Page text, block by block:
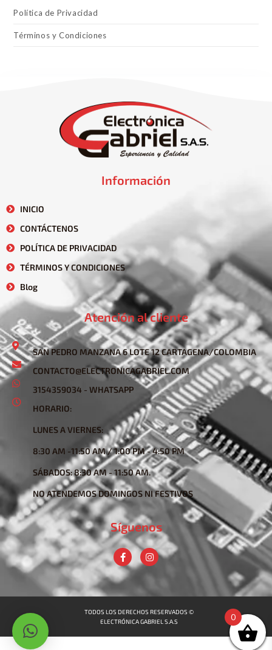
Política de Privacidad
Términos y Condiciones
Información
INICIO
CONTÁCTENOS
POLÍTICA DE PRIVACIDAD
TÉRMINOS Y CONDICIONES
Blog
Atención al cliente
SAN PEDRO MANZANA 6 LOTE 12 CARTAGENA/COLOMBIA
CONTACTO@ELECTRONICAGABRIEL.COM
3154359034 - WHATSAPP
HORARIO:
LUNES A VIERNES:
8:30 AM -11:50 AM / 1:00 PM - 4:50 PM
SÁBADOS: 8:30 AM - 11:50 AM.
NO ATENDEMOS DOMINGOS NI FESTIVOS
Síguenos
TODOS LOS DERECHOS RESERVADOS ©
ELECTRÓNICA GABRIEL S.A.S
0